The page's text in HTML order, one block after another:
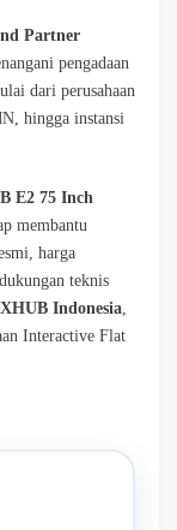
Partner
pengadaan
dari perusahaan
hingga instansi
E2 75 Inch
membantu
harga
teknis
Indonesia
Interactive Flat